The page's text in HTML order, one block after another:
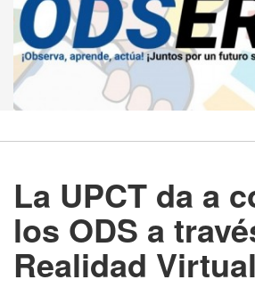
La UPCT da a
los ODS a
Realidad Virtual